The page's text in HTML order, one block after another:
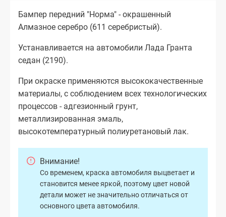
Бампер передний "Норма" - окрашенный
Алмазное серебро (611 серебристый).
Устанавливается на автомобили Лада Гранта
седан (2190).
При окраске применяются высококачественные
материалы, с соблюдением всех технологических
процессов - адгезионный грунт,
металлизированная эмаль,
высокотемпературный полиуретановый лак.
Внимание!
Со временем, краска автомобиля выцветает и
становится менее яркой, поэтому цвет новой
детали может не значительно отличаться от
основного цвета автомобиля.